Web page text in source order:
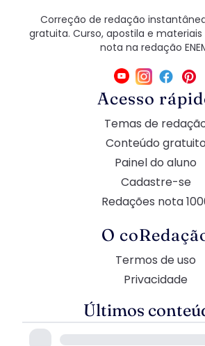
Correção de redação
gratuita. Curso, apostila e materiais
nota na redação
Acesso
Temas de
Conteúdo gratuito
Painel do aluno
Cadastre-se
Redações nota
O
Termos de uso
Privacidade
Últimos